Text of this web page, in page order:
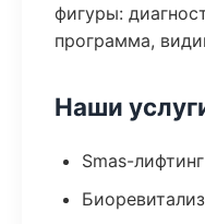
фигуры:
программа,
Наши
Smas-